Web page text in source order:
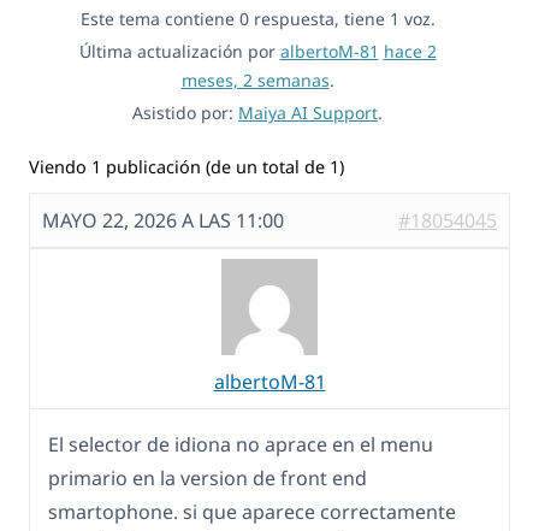
Este tema contiene 0 respuesta, tiene 1 voz.
Última actualización por albertoM-81 hace 2
meses, 2 semanas.
Asistido por: Maiya AI Support.
Viendo 1 publicación (de un total de 1)
MAYO 22, 2026 A LAS 11:00 #18054045
albertoM-81
El selector de idiona no aprace en el menu
primario en la version de front end
smartophone. si que aparece correctamente